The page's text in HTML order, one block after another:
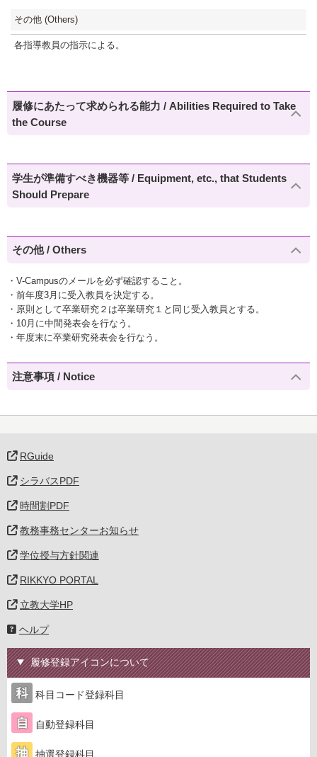
その他 (Others)
各指導教員の指示による。
履修にあたって求められる能力 / Abilities Required to Take
the Course
学生が準備すべき機器等 / Equipment, etc., that Students
Should Prepare
その他 / Others
・V-Campusのメールを必ず確認すること。
・前年度3月に受入教員を決定する。
・原則として卒業研究２は卒業研究１と同じ受入教員とする。
・10月に中間発表会を行なう。
・年度末に卒業研究発表会を行なう。
注意事項 / Notice
RGuide
シラバスPDF
時間割PDF
教務事務センターお知らせ
学位授与方針関連
RIKKYO PORTAL
立教大学HP
ヘルプ
履修登録アイコンについて
科目コード登録科目
自動登録科目
抽選登録科目